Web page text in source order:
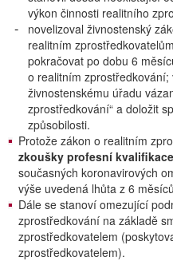
výkon činnosti realitního
novelizoval živnostenský
realitním
pokračovat po dobu 6
o realitním
živnostenskému úřadu
zprostředkování“ a doložit
způsobilosti.
Protože zákon o realitním
zkoušky profesní kvalifikace
současných koronavirových
výše uvedená lhůta z 6
Dále se stanoví omezující
zprostředkování na základě
zprostředkovatelem
zprostředkovatelem).